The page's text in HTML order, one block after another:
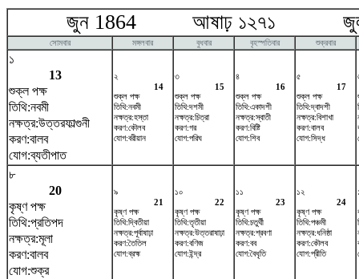
জুন 1864 আষাঢ় ১২৭১
সোমবার মঙ্গলবার বুধবার বৃহস্পতিবার শুক্রবার
১
13
শুক্ল পক্ষ
তিথি:নবমী
নক্ষত্র:উত্তরফাল্গুনী
করণ:বালব
যোগ:ব্যতীপাত
২
14
শুক্ল পক্ষ
তিথি:নবমী
নক্ষত্র:হস্তা
করণ:কৌলব
যোগ:বরীয়ান
৩
15
শুক্ল পক্ষ
তিথি:দশমী
নক্ষত্র:চিত্রা
করণ:গর
যোগ:পরিঘ
৪
16
শুক্ল পক্ষ
তিথি:একাদশী
নক্ষত্র:স্বাতী
করণ:বিষ্টি
যোগ:শিব
৫
17
শুক্ল পক্ষ
তিথি:দ্বাদশী
নক্ষত্র:বিশাখা
করণ:বালব
যোগ:সিদ্ধ
৮
20
কৃষ্ণ পক্ষ
তিথি:প্রতিপদ
নক্ষত্র:মূলা
করণ:বালব
যোগ:শুক্র
৯
21
কৃষ্ণ পক্ষ
তিথি:দ্বিতীয়া
নক্ষত্র:পূর্বাষাঢ়া
করণ:তৈতিল
যোগ:ব্রহ্ম
১০
22
কৃষ্ণ পক্ষ
তিথি:তৃতীয়া
নক্ষত্র:উত্তরাষাঢ়া
করণ:বণিজ
যোগ:ইন্দ্র
১১
23
কৃষ্ণ পক্ষ
তিথি:চতুর্থী
নক্ষত্র:শ্রবণা
করণ:বব
যোগ:বৈধৃতি
১২
24
কৃষ্ণ পক্ষ
তিথি:পঞ্চমী
নক্ষত্র:ধনিষ্ঠা
করণ:কৌলব
যোগ:প্রীতি